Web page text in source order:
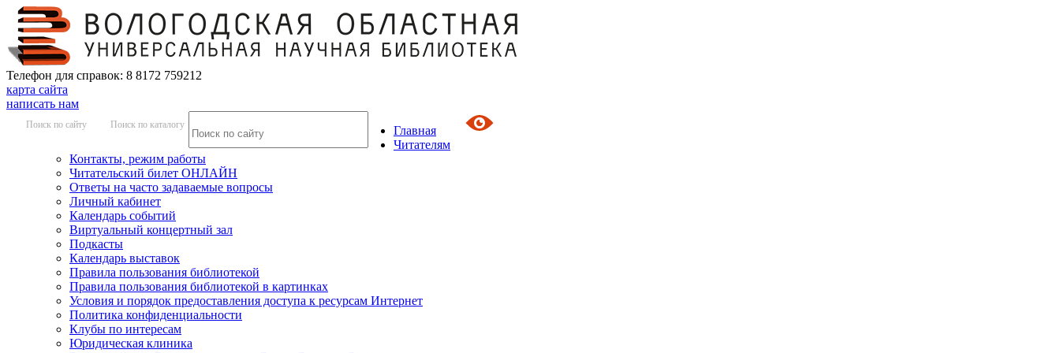
Телефон для справок: 8 8172 759212
карта сайта
написать нам
Поиск по сайту Поиск по каталогу
Главная
Читателям
Контакты, режим работы
Читательский билет ОНЛАЙН
Ответы на часто задаваемые вопросы
Личный кабинет
Календарь событий
Виртуальный концертный зал
Подкасты
Календарь выставок
Правила пользования библиотекой
Правила пользования библиотекой в картинках
Условия и порядок предоставления доступа к ресурсам Интернет
Политика конфиденциальности
Клубы по интересам
Юридическая клиника